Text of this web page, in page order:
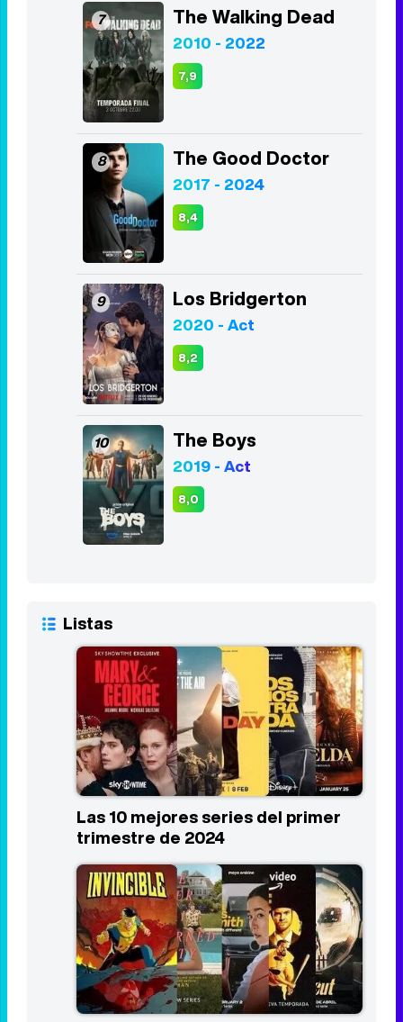
7 The Walking Dead
2010 - 2022
7,9
8 The Good Doctor
2017 - 2024
8,4
9 Los Bridgerton
2020 - Act
8,2
10 The Boys
2019 - Act
8,0
Listas
Las 10 mejores series del primer
trimestre de 2024